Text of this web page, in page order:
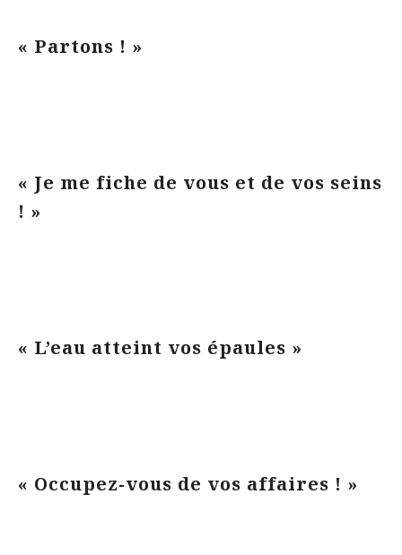
« Partons ! »
« Je me fiche de vous et de vos seins
! »
« L’eau atteint vos épaules »
« Occupez-vous de vos affaires ! »